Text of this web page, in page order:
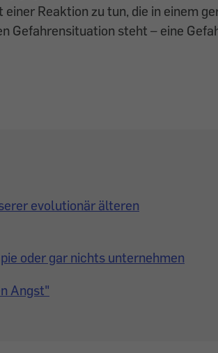
einer Reaktion zu tun, die in einem
Gefahrensituation steht – eine
evolutionär älteren
oder gar nichts unternehmen
Angst"